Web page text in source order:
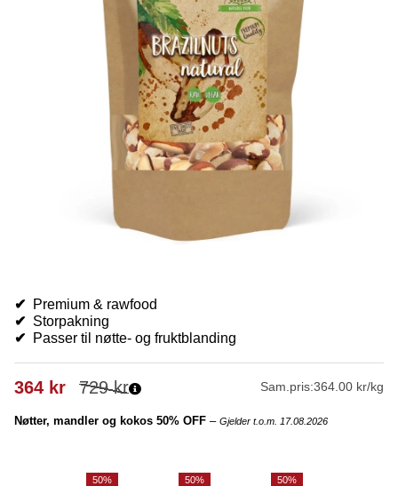
✔
Premium & rawfood
✔ Storpakning
✔
Passer til nøtte- og fruktblanding
729kr
364 kr Sam.pris:364.00 kr/kg
Nøtter, mandler og kokos 50% OFF – Gjelder t.o.m. 17.08.2026
50 50 50